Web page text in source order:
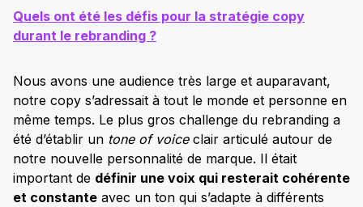
Quels ont été les défis pour la stratégie copy
durant le rebranding ?
Nous avons une audience très large et auparavant,
notre copy s’adressait à tout le monde et personne en
même temps. Le plus gros challenge du rebranding a
été d’établir un tone of voiceclair articulé autour de
notre nouvelle personnalité de marque. Il était
important de définir une voix qui resterait cohérente
et constante avec un ton qui s’adapte à différents